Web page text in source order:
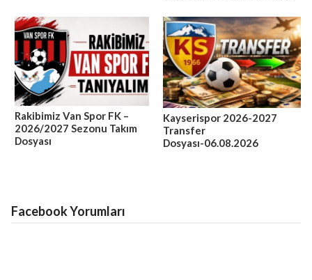
Rakibimiz Van Spor FK –
2026/2027 Sezonu Takım
Dosyası
Kayserispor 2026-2027
Transfer
Dosyası-06.08.2026
Facebook Yorumları